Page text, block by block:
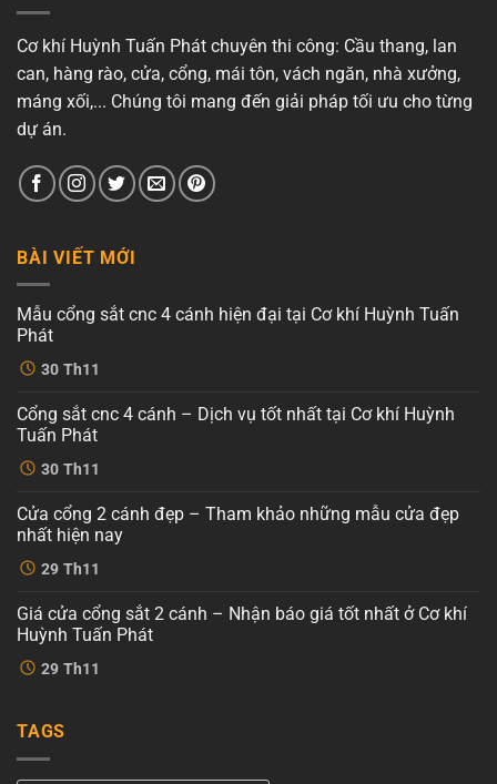
Cơ khí Huỳnh Tuấn Phát chuyên thi công: Cầu thang, lan
can, hàng rào, cửa, cổng, mái tôn, vách ngăn, nhà xưởng,
máng xối,... Chúng tôi mang đến giải pháp tối ưu cho từng
dự án.
BÀI VIẾT MỚI
30 Th11
Mẫu cổng sắt cnc 4 cánh hiện đại tại Cơ khí Huỳnh Tuấn
Phát
Không
có
luận
ở
Mẫu
cổng
sắt
cnc
cánh
hiện
đại
tại
Cơ
khí
Phát
30 Th11
Cổng sắt cnc 4 cánh – Dịch vụ tốt nhất tại Cơ khí Huỳnh
Tuấn Phát
Không
có
luận
ở
Cổng
sắt
cnc
4
Dịch
vụ
tốt
nhất
tại
Tuấn
29 Th11
Cửa cổng 2 cánh đẹp – Tham khảo những mẫu cửa đẹp
nhất hiện nay
Không
có
ở
Cửa
cổng
cánh
khảo
mẫu
29 Th11
Giá cửa cổng sắt 2 cánh – Nhận báo giá tốt nhất ở Cơ khí
Huỳnh Tuấn Phát
Không
có
Giá
cổng
TAGS